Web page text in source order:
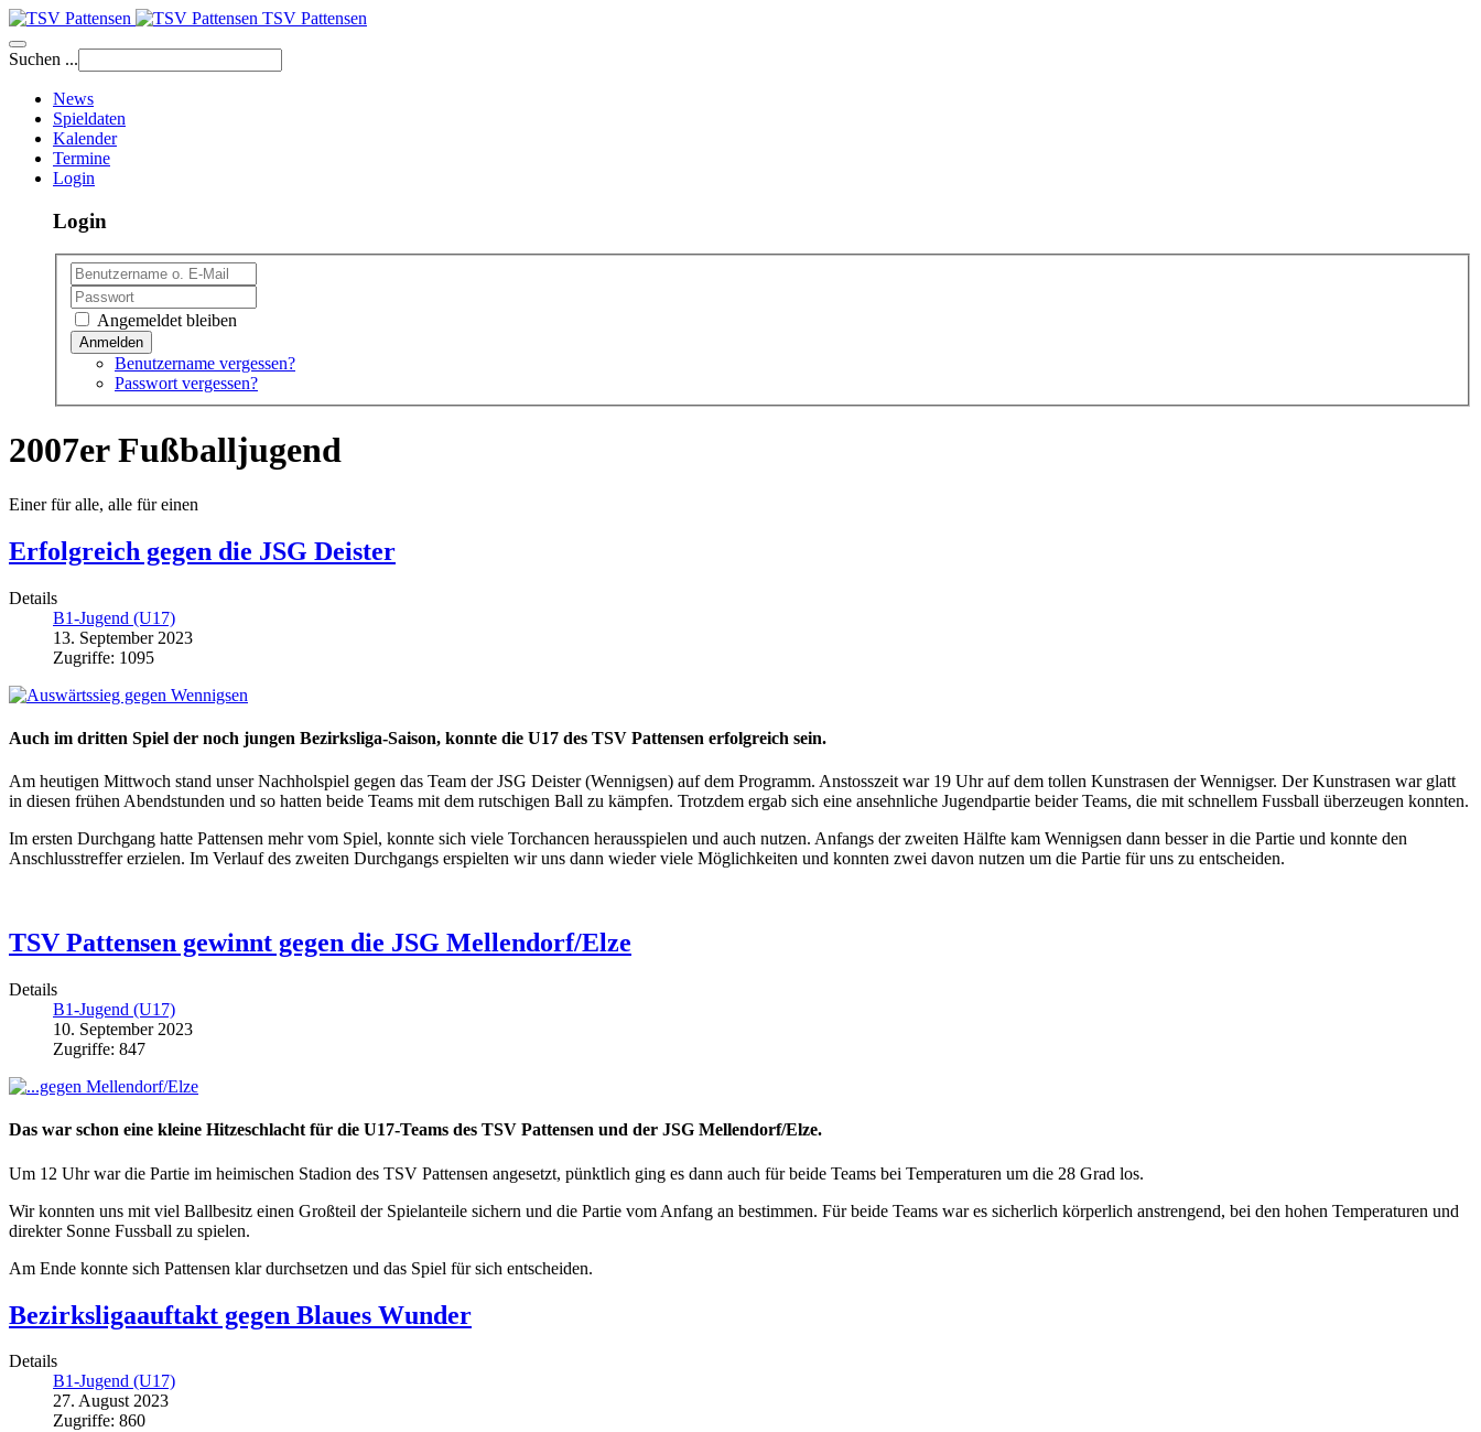
TSV Pattensen
Suchen ...
News
Spieldaten
Kalender
Termine
Login
Login
Angemeldet bleiben
Benutzername vergessen?
Passwort vergessen?
2007er Fußballjugend
Einer für alle, alle für einen
Erfolgreich gegen die JSG Deister
Details
B1-Jugend (U17)
13. September 2023
Zugriffe: 1095
Auch im dritten Spiel der noch jungen Bezirksliga-Saison, konnte die U17 des TSV Pattensen erfolgreich sein.
Am heutigen Mittwoch stand unser Nachholspiel gegen das Team der JSG Deister (Wennigsen) auf dem Programm. Anstosszeit war 19 Uhr auf dem tollen Kunstrasen der Wennigser. Der Kunstrasen war glatt
in diesen frühen Abendstunden und so hatten beide Teams mit dem rutschigen Ball zu kämpfen. Trotzdem ergab sich eine ansehnliche Jugendpartie beider Teams, die mit schnellem Fussball überzeugen konnten.
Im ersten Durchgang hatte Pattensen mehr vom Spiel, konnte sich viele Torchancen herausspielen und auch nutzen. Anfangs der zweiten Hälfte kam Wennigsen dann besser in die Partie und konnte den
Anschlusstreffer erzielen. Im Verlauf des zweiten Durchgangs erspielten wir uns dann wieder viele Möglichkeiten und konnten zwei davon nutzen um die Partie für uns zu entscheiden.
TSV Pattensen gewinnt gegen die JSG Mellendorf/Elze
Details
B1-Jugend (U17)
10. September 2023
Zugriffe: 847
Das war schon eine kleine Hitzeschlacht für die U17-Teams des TSV Pattensen und der JSG Mellendorf/Elze.
Um 12 Uhr war die Partie im heimischen Stadion des TSV Pattensen angesetzt, pünktlich ging es dann auch für beide Teams bei Temperaturen um die 28 Grad los.
Wir konnten uns mit viel Ballbesitz einen Großteil der Spielanteile sichern und die Partie vom Anfang an bestimmen. Für beide Teams war es sicherlich körperlich anstrengend, bei den hohen Temperaturen und
direkter Sonne Fussball zu spielen.
Am Ende konnte sich Pattensen klar durchsetzen und das Spiel für sich entscheiden.
Bezirksligaauftakt gegen Blaues Wunder
Details
B1-Jugend (U17)
27. August 2023
Zugriffe: 860